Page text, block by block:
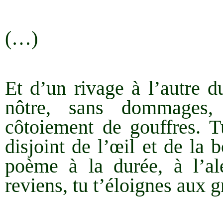
(…)
Et d’un rivage à l’autre
nôtre, sans
côtoiement de gouffres.
disjoint de l’œil et de la
poème à la durée, à
reviens, tu t’éloignes aux